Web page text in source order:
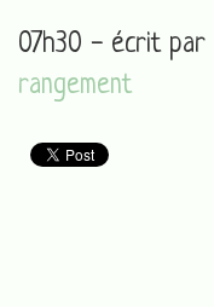
07h30 - écrit par
rangement